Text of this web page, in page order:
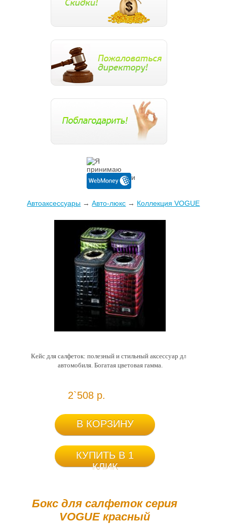
Автоаксессуары →Авто-люкс → Коллекция VOGUE
Бокс для салфеток серия
VOGUE красный
Кейс для салфеток: полезный и стильный аксессуар для
автомобиля. Богатая цветовая гамма.
2`508 р.
В КОРЗИНУ
КУПИТЬ В 1
КЛИК